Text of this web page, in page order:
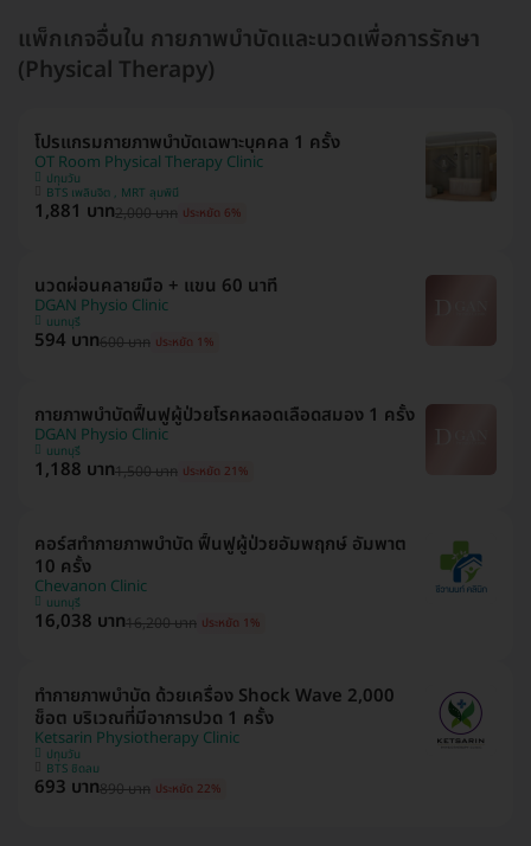
แพ็กเกจอื่นใน กายภาพบำบัดและนวดเพื่อการรักษา
(Physical Therapy)
โปรแกรมกายภาพบำบัดเฉพาะบุคคล 1 ครั้ง
OT Room Physical Therapy Clinic
ปทุมวัน
BTS เพลินจิต , MRT ลุมพินี
1,881 บาท2,000 บาท ประหยัด 6%
นวดผ่อนคลายมือ + แขน 60 นาที
DGAN Physio Clinic
นนทบุรี
594 บาท600 บาท ประหยัด 1%
กายภาพบำบัดฟื้นฟูผู้ป่วยโรคหลอดเลือดสมอง 1 ครั้ง
DGAN Physio Clinic
นนทบุรี
1,188 บาท1,500 บาท ประหยัด 21%
คอร์สทำกายภาพบำบัด ฟื้นฟูผู้ป่วยอัมพฤกษ์ อัมพาต
10 ครั้ง
Chevanon Clinic
นนทบุรี
16,038 บาท16,200 บาท ประหยัด 1%
ทำกายภาพบำบัด ด้วยเครื่อง Shock Wave 2,000
ช็อต บริเวณที่มีอาการปวด 1 ครั้ง
Ketsarin Physiotherapy Clinic
ปทุมวัน
BTS ชิดลม
693 บาท890 บาท ประหยัด 22%